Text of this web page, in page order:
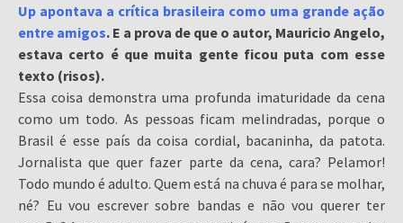
Up apontava a crítica brasileira como uma grande ação
entre amigos. E a prova de que o autor, Mauricio Angelo,
estava certo é que muita gente ficou puta com esse
texto (risos).
Essa coisa demonstra uma profunda imaturidade da cena
como um todo. As pessoas ficam melindradas, porque o
Brasil é esse país da coisa cordial, bacaninha, da patota.
Jornalista que quer fazer parte da cena, cara? Pelamor!
Todo mundo é adulto. Quem está na chuva é para se molhar,
né? Eu vou escrever sobre bandas e não vou querer ter